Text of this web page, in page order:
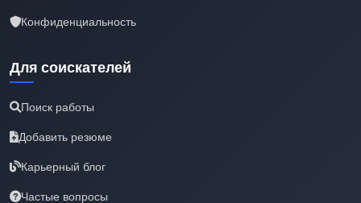
Конфиденциальность
Для соискателей
Поиск работы
Добавить резюме
Карьерный блог
Частые вопросы